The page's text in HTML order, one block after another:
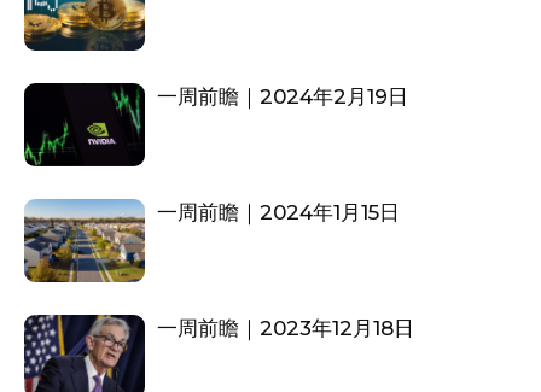
一周前瞻｜2024年2月19日
一周前瞻｜2024年1月15日
一周前瞻｜2023年12月18日